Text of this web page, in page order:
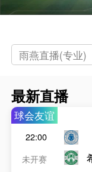
雨燕直播(专业)
最新直播
球会友谊
22:00
未开赛